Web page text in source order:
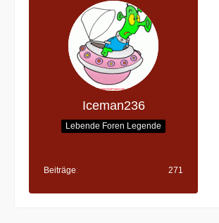
Iceman236
Lebende Foren Legende
Beiträge 271